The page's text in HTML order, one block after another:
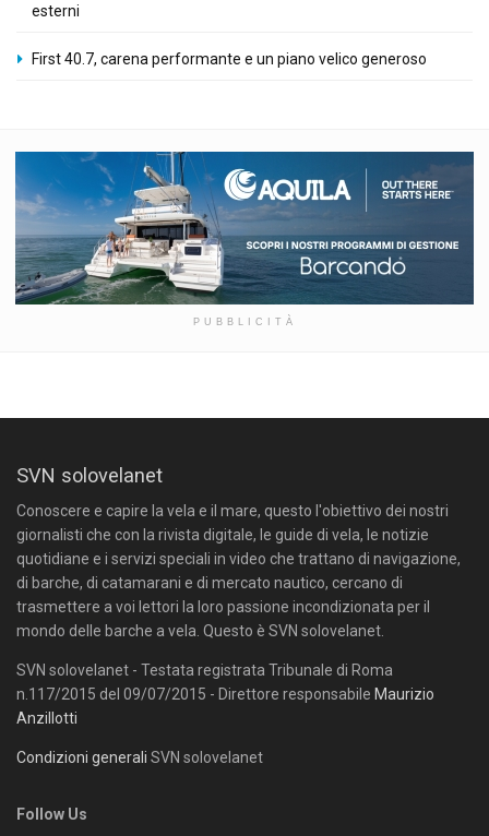
esterni
First 40.7, carena performante e un piano velico generoso
PUBBLICITÀ
SVN solovelanet
Conoscere e capire la vela e il mare, questo l'obiettivo dei nostri
giornalisti che con la rivista digitale, le guide di vela, le notizie
quotidiane e i servizi speciali in video che trattano di navigazione,
di barche, di catamarani e di mercato nautico, cercano di
trasmettere a voi lettori la loro passione incondizionata per il
mondo delle barche a vela. Questo è SVN solovelanet.
SVN solovelanet - Testata registrata Tribunale di Roma
n.117/2015 del 09/07/2015 - Direttore responsabile Maurizio
Anzillotti
Condizioni generali SVN solovelanet
Follow Us